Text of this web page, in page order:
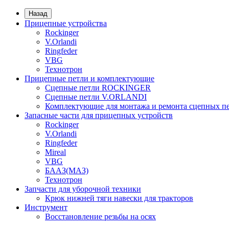
Назад
Прицепные устройства
Rockinger
V.Orlandi
Ringfeder
VBG
Технотрон
Прицепные петли и комплектующие
Сцепные петли ROCKINGER
Сцепные петли V.ORLANDI
Комплектующие для монтажа и ремонта сцепных
Запасные части для прицепных устройств
Rockinger
V.Orlandi
Ringfeder
Mireal
VBG
БААЗ(МАЗ)
Технотрон
Запчасти для уборочной техники
Крюк нижней тяги навески для тракторов
Инструмент
Восстановление резьбы на осях